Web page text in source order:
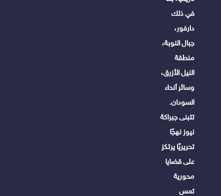
في ذلك
دارفور،
جبال النوبة،
منطقة
النيل الأزرق،
وسائر أنحاء
السودان.
تتبنى جبراكة
نيوز نهجًا
تحريريًا يرتكز
على قضايا
محورية
تمس